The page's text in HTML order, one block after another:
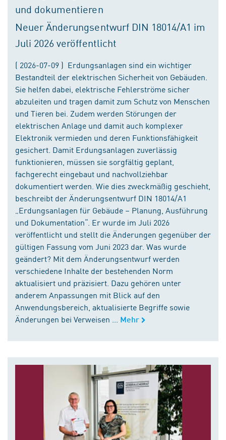
und dokumentieren
Neuer Änderungsentwurf DIN 18014/A1 im
Juli 2026 veröffentlicht
( 2026-07-09 ) Erdungsanlagen sind ein wichtiger
Bestandteil der elektrischen Sicherheit von Gebäuden.
Sie helfen dabei, elektrische Fehlerströme sicher
abzuleiten und tragen damit zum Schutz von Menschen
und Tieren bei. Zudem werden Störungen der
elektrischen Anlage und damit auch komplexer
Elektronik vermieden und deren Funktionsfähigkeit
gesichert. Damit Erdungsanlagen zuverlässig
funktionieren, müssen sie sorgfältig geplant,
fachgerecht eingebaut und nachvollziehbar
dokumentiert werden. Wie dies zweckmäßig geschieht,
beschreibt der Änderungsentwurf DIN 18014/A1
„Erdungsanlagen für Gebäude – Planung, Ausführung
und Dokumentation“. Er wurde im Juli 2026
veröffentlicht und stellt die Änderungen gegenüber der
gültigen Fassung vom Juni 2023 dar. Was wurde
geändert? Mit dem Änderungsentwurf werden
verschiedene Inhalte der bestehenden Norm
aktualisiert und präzisiert. Dazu gehören unter
anderem Anpassungen mit Blick auf den
Anwendungsbereich, aktualisierte Begriffe sowie
Änderungen bei Verweisen ...
Mehr